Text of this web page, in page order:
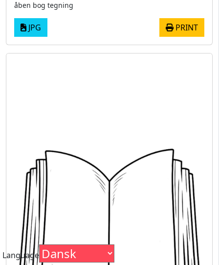
åben bog tegning
JPG PRINT
Language